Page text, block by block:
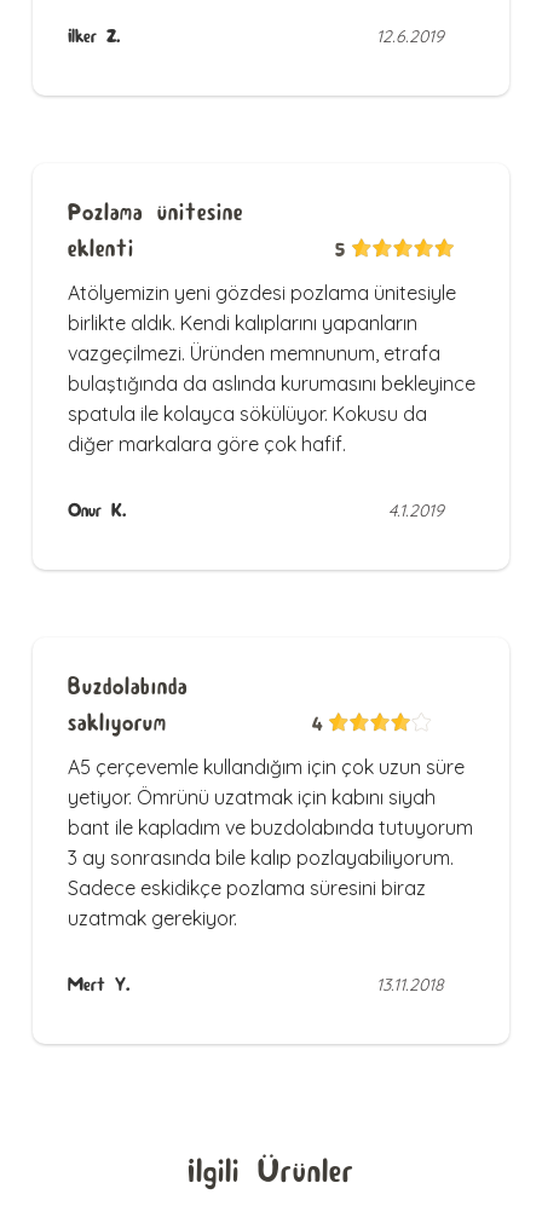
İlker Z. 12.6.2019
Pozlama ünitesine
eklenti
5
Atölyemizin yeni gözdesi pozlama ünitesiyle
birlikte aldık. Kendi kalıplarını yapanların
vazgeçilmezi. Üründen memnunum, etrafa
bulaştığında da aslında kurumasını bekleyince
spatula ile kolayca sökülüyor. Kokusu da
diğer markalara göre çok hafif.
Onur K. 4.1.2019
Buzdolabında
saklıyorum
4
A5 çerçevemle kullandığım için çok uzun süre
yetiyor. Ömrünü uzatmak için kabını siyah
bant ile kapladım ve buzdolabında tutuyorum
3 ay sonrasında bile kalıp pozlayabiliyorum.
Sadece eskidikçe pozlama süresini biraz
uzatmak gerekiyor.
Mert Y. 13.11.2018
İlgili Ürünler